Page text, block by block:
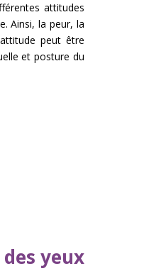
attitudes
Ainsi, la peur, la
peut être
et posture du
des yeux